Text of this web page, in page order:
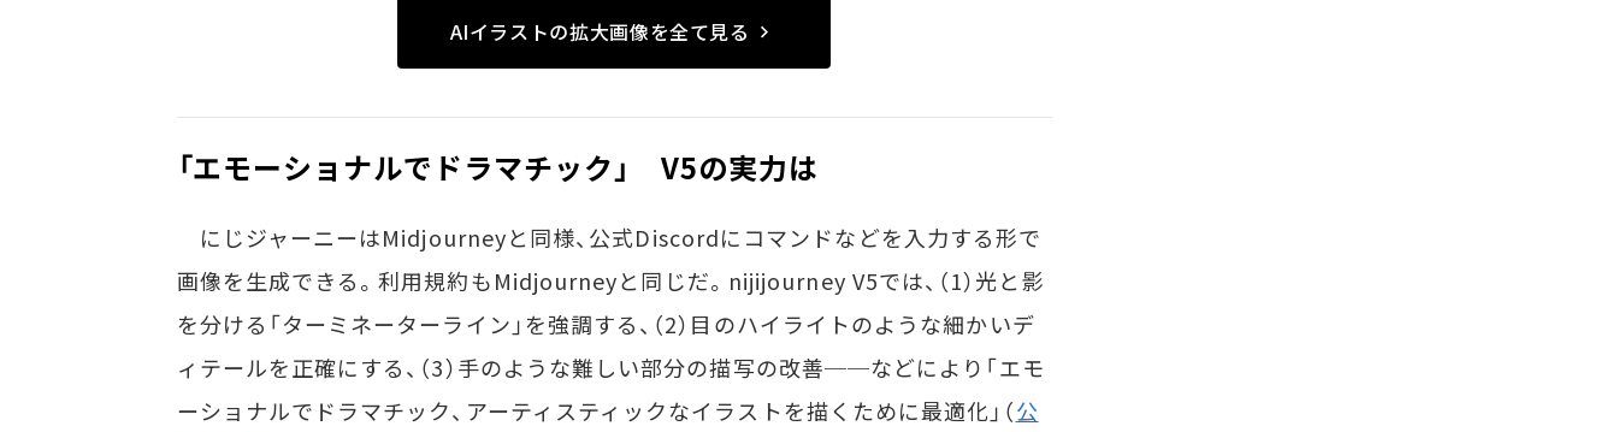
AIイラストの拡大画像を全て見る
「エモーショナルでドラマチック」 V5の実力は
にじジャーニーはMidjourneyと同様、公式Discordにコマンドなどを入力する形で
画像を生成できる。利用規約もMidjourneyと同じだ。nijijourney V5では、（1）光と影
を分ける「ターミネーターライン」を強調する、（2）目のハイライトのような細かいデ
ィテールを正確にする、（3）手のような難しい部分の描写の改善──などにより「エモ
ーショナルでドラマチック、アーティスティックなイラストを描くために最適化」（公